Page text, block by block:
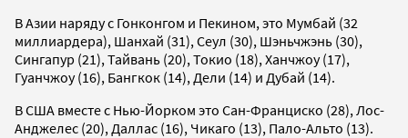
В Азии наряду с Гонконгом и Пекином, это Мумбай (32
миллиардера), Шанхай (31), Сеул (30), Шэньчжэнь (30),
Сингапур (21), Тайвань (20), Токио (18), Ханчжоу (17),
Гуанчжоу (16), Бангкок (14), Дели (14) и Дубай (14).
В США вместе с Нью-Йорком это Сан-Франциско (28), Лос-
Анджелес (20), Даллас (16), Чикаго (13), Пало-Альто (13).